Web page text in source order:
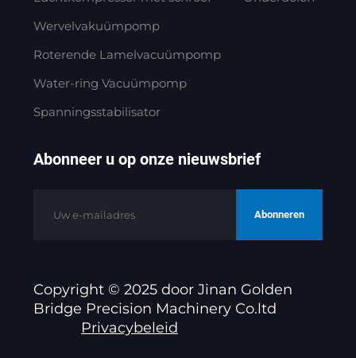
Wervelvakuümpomp
Roterende Lamelvacuümpomp
Water-ring Vacuümpomp
Spanningsstabilisator
Abonneer u op onze nieuwsbrief
Abonneren
Copyright © 2025 door Jinan Golden
Bridge Precision Machinery Co.ltd
Privacybeleid